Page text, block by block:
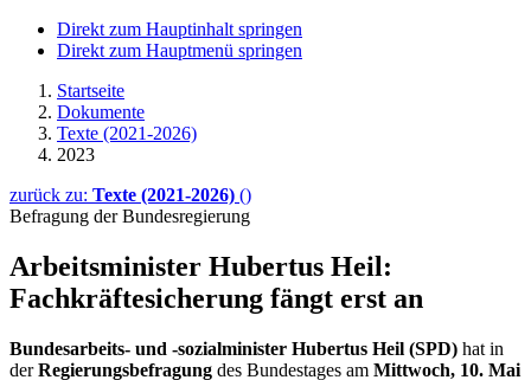
Direkt zum Hauptinhalt springen
Direkt zum Hauptmenü springen
Startseite
Dokumente
Texte (2021-2026)
2023
zurück zu: Texte (2021-2026) ()
Befragung der Bundesregierung
Arbeitsminister Hu­bertus Heil:
Fachkräfte­sicherung fängt erst an
Bundesarbeits- und -sozialminister Hubertus Heil (SPD) hat in
derRegierungsbefragung des Bundestages am Mittwoch, 10. Mai